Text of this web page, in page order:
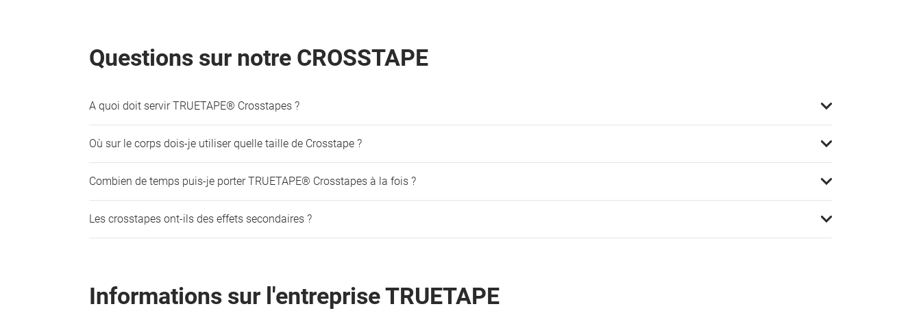
Questions sur notre CROSSTAPE
A quoi doit servir TRUETAPE® Crosstapes ?
Où sur le corps dois-je utiliser quelle taille de Crosstape ?
Combien de temps puis-je porter TRUETAPE® Crosstapes à la fois ?
Les crosstapes ont-ils des effets secondaires ?
Informations sur l'entreprise TRUETAPE